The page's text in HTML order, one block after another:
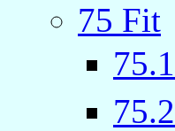
75 Fit
75.1
75.2